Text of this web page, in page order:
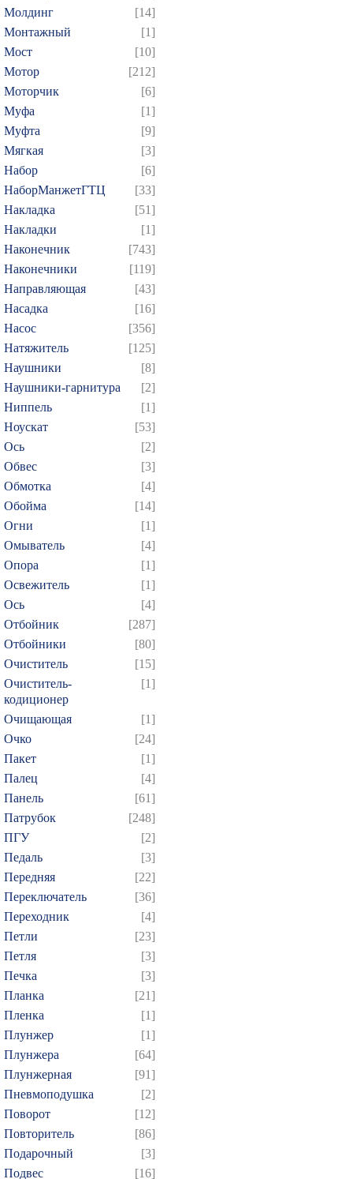
Молдинг
[14]
Монтажный
[1]
Мост
[10]
Мотор
[212]
Моторчик
[6]
Муфа
[1]
Муфта
[9]
Мягкая
[3]
Набор
[6]
НаборМанжетГТЦ
[33]
Накладка
[51]
Накладки
[1]
Наконечник
[743]
Наконечники
[119]
Направляющая
[43]
Насадка
[16]
Насос
[356]
Натяжитель
[125]
Наушники
[8]
Наушники-гарнитура
[2]
Ниппель
[1]
Ноускат
[53]
Оcь
[2]
Обвес
[3]
Обмотка
[4]
Обойма
[14]
Огни
[1]
Омыватель
[4]
Опора
[1]
Освежитель
[1]
Ось
[4]
Отбойник
[287]
Отбойники
[80]
Очиститель
[15]
Очиститель-
кодиционер
[1]
Очищающая
[1]
Очко
[24]
Пакет
[1]
Палец
[4]
Панель
[61]
Патрубок
[248]
ПГУ
[2]
Педаль
[3]
Передняя
[22]
Переключатель
[36]
Переходник
[4]
Петли
[23]
Петля
[3]
Печка
[3]
Планка
[21]
Пленка
[1]
Плунжер
[1]
Плунжера
[64]
Плунжерная
[91]
Пневмоподушка
[2]
Поворот
[12]
Повторитель
[86]
Подарочный
[3]
Подвес
[16]